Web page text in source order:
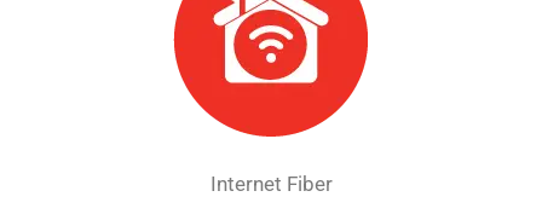
Internet Fiber